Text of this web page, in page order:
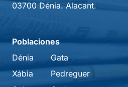
03700 Dénia. Alacant.
Poblaciones
Dénia
Xábia
Gata
Pedreguer